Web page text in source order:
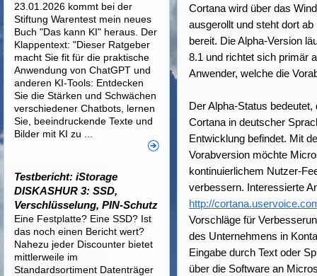
Cortana wird über das
ausgerollt und steht dort
bereit. Die Alpha-Version
8.1 und richtet sich primär
Anwender, welche die
Der Alpha-Status
Cortana in deutscher
Entwicklung befindet. Mit
Vorabversion möchte
kontinuierlichem Nutzer-
verbessern. Interessierte
http://
Vorschläge für
des Unternehmens in
Eingabe durch Text oder
über die Software an
23.01.2026 kommt bei der
Stiftung Warentest mein neues
Buch "Das kann KI" heraus. Der
Klappentext: "Dieser Ratgeber
macht Sie fit für die praktische
Anwendung von ChatGPT und
anderen KI-Tools: Entdecken
Sie die Stärken und Schwächen
verschiedener Chatbots, lernen
Sie, beeindruckende Texte und
Bilder mit KI zu ...
Testbericht: iStorage
DISKASHUR 3: SSD,
Verschlüsselung, PIN-Schutz
Eine Festplatte? Eine SSD? Ist
das noch einen Bericht wert?
Nahezu jeder Discounter bietet
mittlerweile im
Standardsortiment Datenträger